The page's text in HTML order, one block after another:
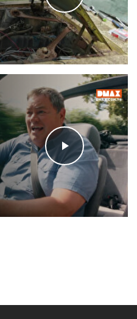
Videoyu
Oynat
Videoyu
Oynat